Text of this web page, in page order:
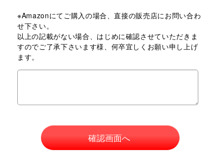
※Amazonにてご購入の場合、直接の販売店にお問い合わ
せ下さい。
以上の記載がない場合、はじめに確認させていただきま
すのでご了承下さいます様、何卒宜しくお願い申し上げ
ます。
確認画面へ